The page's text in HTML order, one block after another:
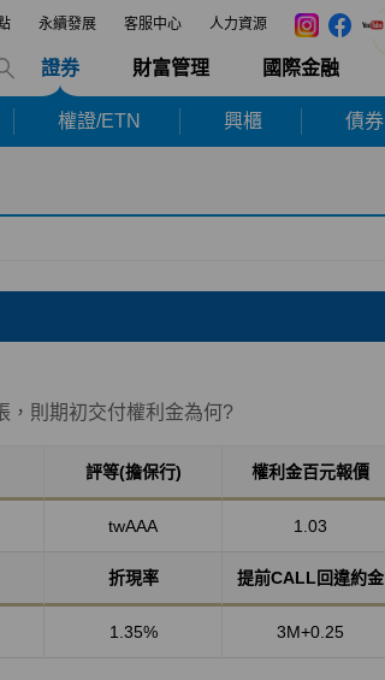
永續發展 客服中心 人力資源
證券 財富管理 國際金融
權證/ETN 興櫃 債券
，則期初交付權利金為何?
評等(擔保行) 權利金百元報價
twAAA 1.03
折現率 提前CALL回違約金
1.35% 3M+0.25